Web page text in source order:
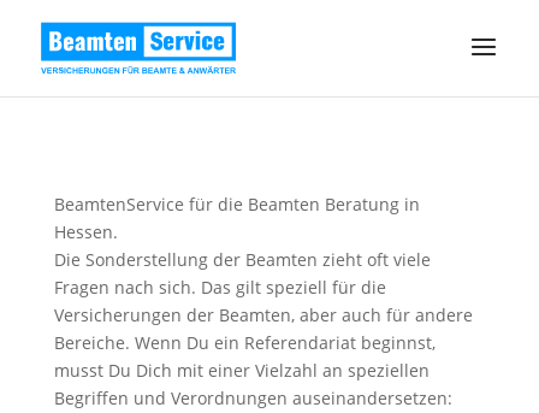
BeamtenService für die Beamten Beratung in
Hessen.
Die Sonderstellung der Beamten zieht oft viele
Fragen nach sich. Das gilt speziell für die
Versicherungen der Beamten, aber auch für andere
Bereiche. Wenn Du ein Referendariat beginnst,
musst Du Dich mit einer Vielzahl an speziellen
Begriffen und Verordnungen auseinandersetzen: